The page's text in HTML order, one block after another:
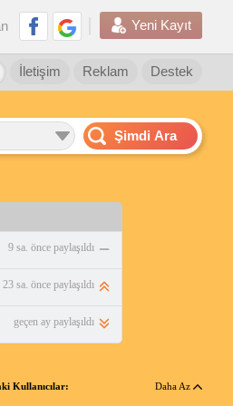
Yeni Kayıt
Destek
Reklam
İletişim
Şimdi Ara
9 sa. önce paylaşıldı
23 sa. önce paylaşıldı
geçen ay paylaşıldı
Kullanıcılar: Daha Az